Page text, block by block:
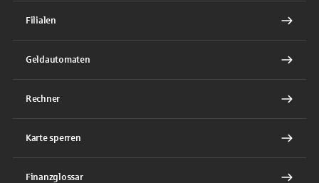
Filialen
Geldautomaten
Rechner
Karte sperren
Finanzglossar